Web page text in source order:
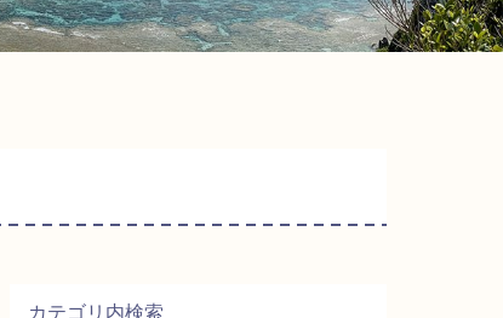
カテゴリ内検索